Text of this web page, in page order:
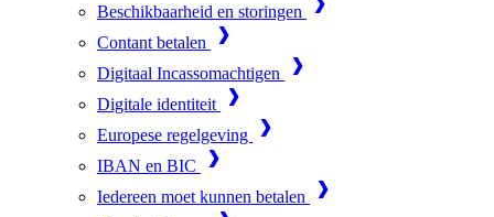
Beschikbaarheid en storingen
Contant betalen
Digitaal Incassomachtigen
Digitale identiteit
Europese regelgeving
IBAN en BIC
Iedereen moet kunnen betalen